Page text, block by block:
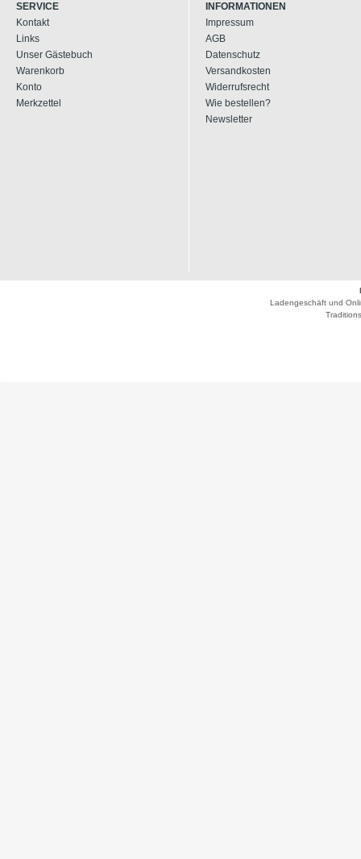
SERVICE
Kontakt
Links
Unser Gästebuch
Warenkorb
Konto
Merkzettel
INFORMATIONEN
Impressum
AGB
Datenschutz
Versandkosten
Widerrufsrecht
Wie bestellen?
Newsletter
Ladengeschäft und